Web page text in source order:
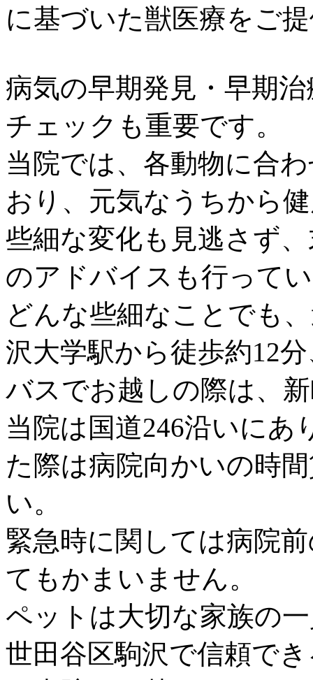
に基づいた獣医療をご
病気の早期発見・早期
チェックも重要です。
当院では、各動物に合
おり、元気なうちから
些細な変化も見逃さず
のアドバイスも行って
どんな些細なことでも
沢大学駅から徒歩約12
バスでお越しの際は、
当院は国道246沿いにあ
た際は病院向かいの時
い。
緊急時に関しては病院
てもかまいません。
ペットは大切な家族の
世田谷区駒沢で信頼で